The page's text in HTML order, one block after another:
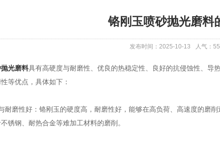
铬刚玉喷砂抛光磨料
发布时间：2025-10-13 人气：
光磨料具有高硬度与耐磨性、优良的热稳定性、良好的抗侵蚀性、导
等优点，具体如下：
性好：铬刚玉的硬度高，耐磨性好，能够在高负荷、高速度的磨削
锈钢、耐热合金等难加工材料的磨削。